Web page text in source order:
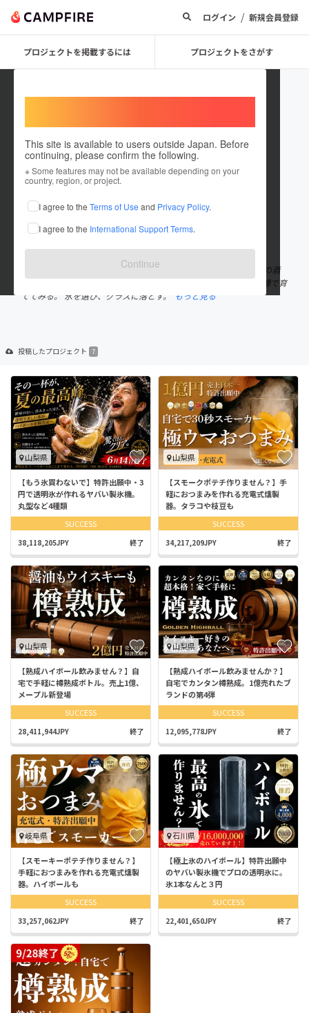
ログイン / 新規会員登録
プロジェクトを掲載するには プロジェクトをさがす
This site is available to users outside Japan. Before
continuing, please confirm the following.
※ Some features may not be available depending on your
country, region, or project.
I agree to the Terms of Use and Privacy Policy.
I agree to the International Support Terms.
Continue
マジックバレル
これまでに7件のプロジェクトを投稿しています
在住国：日本 現在地：山梨県
出身国：日本 出身地：青森県
『日常に、ひとしずくの黄金体験を。』 MAGIC BARRELは、一杯の酒
を“自分の手で作る楽しさ”を届けるブランドです。 ウイスキーを樽で育
ててみる。 氷を選び、グラスに落とす。
もっと見る
投稿したプロジェクト 7
山梨県
【もう氷買わないで】特許出願中・3
円で透明氷が作れるヤバい製氷機。
丸型など4種類
SUCCESS
38,118,205JPY 終了
山梨県
【スモークポテチ作りません？】手
軽におつまみを作れる充電式燻製
器。タラコや枝豆も
SUCCESS
34,217,209JPY 終了
山梨県
【熟成ハイボール飲みません？】自
宅で手軽に樽熟成ボトル。売上1億、
メープル新登場
SUCCESS
28,411,944JPY 終了
山梨県
【熟成ハイボール飲みませんか？】
自宅でカンタン樽熟成。1億売れたブ
ランドの第4弾
SUCCESS
12,095,778JPY 終了
岐阜県
【スモーキーポテチ作りません？】
手軽におつまみを作れる充電式燻製
器。ハイボールも
SUCCESS
33,257,062JPY 終了
石川県
【極上氷のハイボール】特許出願中
のヤバい製氷機でプロの透明氷に。
氷1本なんと３円
SUCCESS
22,401,650JPY 終了